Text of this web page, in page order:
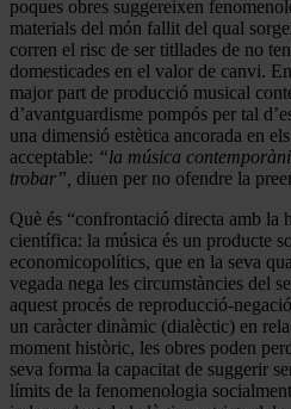
poques obres suggereixen
materials del món fallit del qual
corren el risc de ser titllades de no
domesticades en el valor de canvi.
major part de producció musical
d’avantguardisme pompós per tal
una dimensió estètica ancorada en
acceptable: “la música
trobar”, diuen per no ofendre la
Què és “confrontació directa amb la
científica: la música és un producte
economicopolítics, que en la seva
vegada nega les circumstàncies del
aquest procés de reproducció-
un caràcter dinàmic (dialèctic) en
moment històric, les obres poden
seva forma la capacitat de suggerir
límits de la fenomenologia